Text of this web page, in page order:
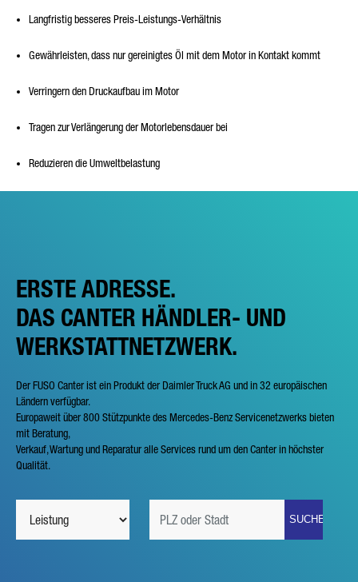
Langfristig besseres Preis-Leistungs-Verhältnis
Gewährleisten, dass nur gereinigtes Öl mit dem Motor in Kontakt kommt
Verringern den Druckaufbau im Motor
Tragen zur Verlängerung der Motorlebensdauer bei
Reduzieren die Umweltbelastung
ERSTE ADRESSE.
DAS CANTER HÄNDLER- UND
WERKSTATTNETZWERK.
Der FUSO Canter ist ein Produkt der Daimler Truck AG und in 32 europäischen
Ländern verfügbar.
Europaweit über 800 Stützpunkte des Mercedes-Benz Servicenetzwerks bieten
mit Beratung,
Verkauf, Wartung und Reparatur alle Services rund um den Canter in höchster
Qualität.